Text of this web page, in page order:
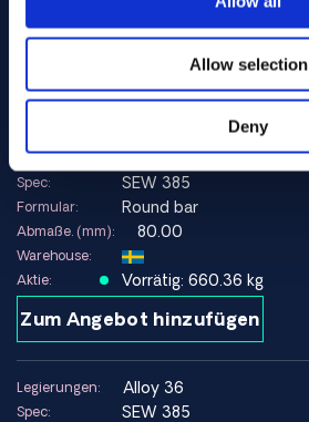
Allow selection
Deny
Aktie:
Orderable item
Zum Angebot hinzufügen
Legierungen: alloy 36
Spec: SEW 385
Formular: Round bar
Abmaße. (mm): 80.00
Warehouse:
Aktie:
Vorrätig: 660.36 kg
Zum Angebot hinzufügen
Legierungen: alloy 36
Spec: SEW 385